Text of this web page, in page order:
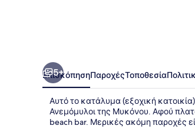
5+
ΕπισκόπησηΠαροχέςΤοποθεσία
Αυτό το κατάλυμα (εξοχική
Ανεμόμυλοι της Μυκόνου. Αφού
beach bar. Μερικές ακόμη παροχές